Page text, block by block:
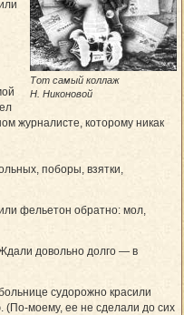
Тот самый коллаж
Н. Никоновой
журналисте, которому никак
поборы, взятки,
фельетон обратно: мол,
довольно долго — в
судорожно красили
(По-моему, ее не сделали до сих